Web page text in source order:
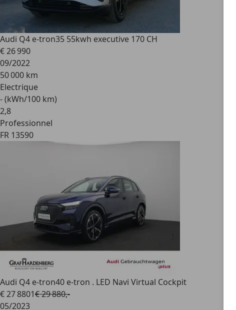
Audi Q4 e-tron35 55kwh executive 170 CH
€ 26 990
09/2022
50 000 km
Electrique
- (kWh/100 km)
2,8
Professionnel
FR 13590
Audi Q4 e-tron40 e-tron . LED Navi Virtual Cockpit
€ 27 8801€ 29 880,-
05/2023